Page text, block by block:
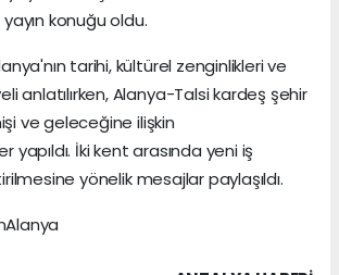
konuğu oldu.
tarihi, kültürel zenginlikleri ve
anlatılırken, Alanya-Talsi kardeş şehir
ve geleceğine ilişkin
yapıldı. İki kent arasında yeni iş
yönelik mesajlar paylaşıldı.